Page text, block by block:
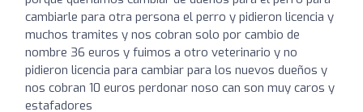
cambiarle para otra persona el perro y pidieron licencia y
muchos tramites y nos cobran solo por cambio de
nombre 36 euros y fuimos a otro veterinario y no
pidieron licencia para cambiar para los nuevos dueños y
nos cobran 10 euros perdonar noso can son muy caros y
estafadores